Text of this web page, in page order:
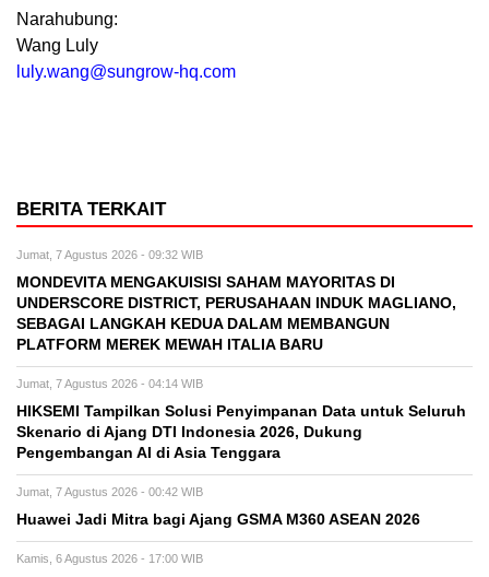
Narahubung:
Wang Luly
luly.wang@sungrow-hq.com
BERITA TERKAIT
Jumat, 7 Agustus 2026 - 09:32 WIB
MONDEVITA MENGAKUISISI SAHAM MAYORITAS DI
UNDERSCORE DISTRICT, PERUSAHAAN INDUK MAGLIANO,
SEBAGAI LANGKAH KEDUA DALAM MEMBANGUN
PLATFORM MEREK MEWAH ITALIA BARU
Jumat, 7 Agustus 2026 - 04:14 WIB
HIKSEMI Tampilkan Solusi Penyimpanan Data untuk Seluruh
Skenario di Ajang DTI Indonesia 2026, Dukung
Pengembangan AI di Asia Tenggara
Jumat, 7 Agustus 2026 - 00:42 WIB
Huawei Jadi Mitra bagi Ajang GSMA M360 ASEAN 2026
Kamis, 6 Agustus 2026 - 17:00 WIB